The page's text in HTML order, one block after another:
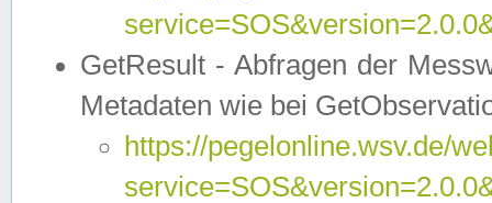
GetResult - Abfragen der
Metadaten wie bei
https://pegelonline.wsv.de/